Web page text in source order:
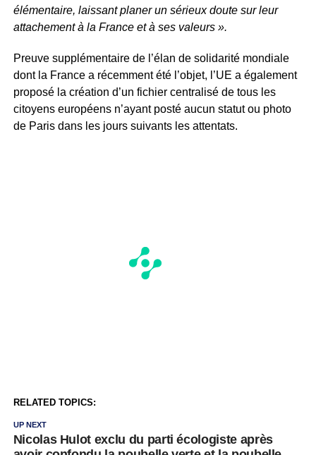
élémentaire, laissant planer un sérieux doute sur leur
attachement à la France et à ses valeurs ».
Preuve supplémentaire de l’élan de solidarité mondiale
dont la France a récemment été l’objet, l’UE a également
proposé la création d’un fichier centralisé de tous les
citoyens européens n’ayant posté aucun statut ou photo
de Paris dans les jours suivants les attentats.
RELATED TOPICS:
UP NEXT
Nicolas Hulot exclu du parti écologiste après